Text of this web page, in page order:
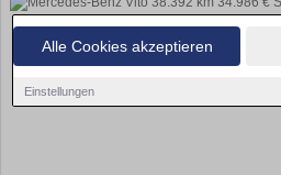
Alle Cookies akzeptieren
Einstellungen